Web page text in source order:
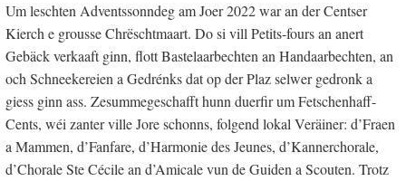
Um leschten Adventssonndeg am Joer 2022 war an der Centser
Kierch e grousse Chrëschtmaart. Do si vill Petits-fours an anert
Gebäck verkaaft ginn, flott Bastelaarbechten an Handaarbechten, an
och Schneekereien a Gedrénks dat op der Plaz selwer gedronk a
giess ginn ass. Zesummegeschafft hunn duerfir um Fetschenhaff-
Cents, wéi zanter ville Jore schonns, folgend lokal Veräiner: d’Fraen
a Mammen, d’Fanfare, d’Harmonie des Jeunes, d’Kannerchorale,
d’Chorale Ste Cécile an d’Amicale vun de Guiden a Scouten. Trotz